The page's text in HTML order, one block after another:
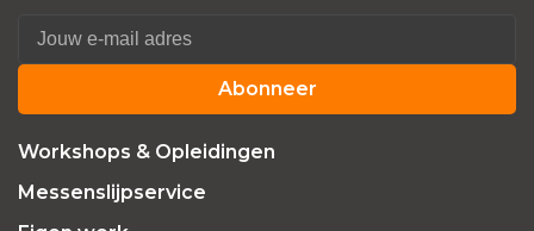
Abonneer
Workshops & Opleidingen
Messenslijpservice